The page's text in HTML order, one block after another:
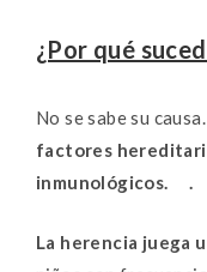
¿Por qué
No se sabe su causa.
factores
inmunológicos. .
La herencia juega